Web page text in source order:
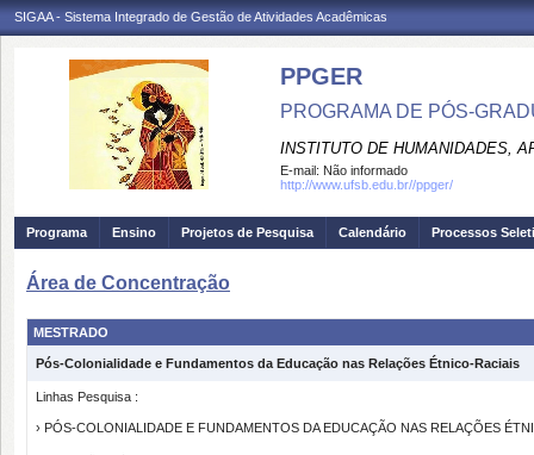
SIGAA - Sistema Integrado de Gestão de Atividades Acadêmicas
PPGER
PROGRAMA DE PÓS-
INSTITUTO DE HUMANIDADES,
E-mail: Não informado
http://www.ufsb.edu.br//ppger/
Programa Ensino Projetos de Pesquisa Calendário Processos
Área de Concentração
MESTRADO
Pós-Colonialidade e Fundamentos da Educação nas Relações Étnico-Raciais
Linhas Pesquisa :
› PÓS-COLONIALIDADE E FUNDAMENTOS DA EDUCAÇÃO NAS RELAÇÕES